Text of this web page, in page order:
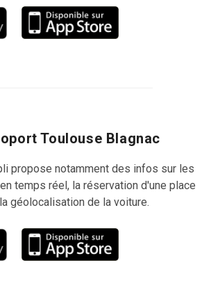
Toulouse Blagnac
propose notamment des infos sur les
temps réel, la réservation d'une place
géolocalisation de la voiture.